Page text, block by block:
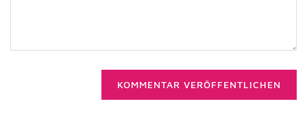
KOMMENTAR VERÖFFENTLICHEN